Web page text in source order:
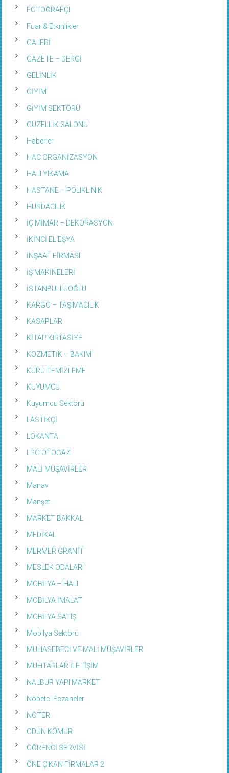
FOTOĞRAFÇI
Fuar & Etkinlikler
GALERİ
GAZETE – DERGİ
GELİNLİK
GİYİM
GİYİM SEKTÖRÜ
GÜZELLİK SALONU
Haberler
HAC ORGANİZASYON
HALI YIKAMA
HASTANE – POLIKLINIK
HURDACILIK
İÇ MİMAR – DEKORASYON
İKİNCİ EL EŞYA
İNŞAAT FİRMASI
İŞ MAKİNELERİ
İSTANBULLUOĞLU
KARGO – TAŞIMACILIK
KASAPLAR
KİTAP KIRTASİYE
KOZMETİK – BAKIM
KURU TEMİZLEME
KUYUMCU
Kuyumcu Sektörü
LASTİKÇİ
LOKANTA
LPG OTOGAZ
MALİ MÜŞAVİRLER
Manav
Manşet
MARKET BAKKAL
MEDİKAL
MERMER GRANİT
MESLEK ODALARI
MOBİLYA – HALI
MOBİLYA İMALAT
MOBİLYA SATIŞ
Mobilya Sektörü
MUHASEBECİ VE MALİ MÜŞAVİRLER
MUHTARLAR İLETİŞİM
NALBUR YAPI MARKET
Nöbetci Eczaneler
NOTER
ODUN KÖMÜR
ÖĞRENCİ SERVİSİ
ÖNE ÇIKAN FİRMALAR 2